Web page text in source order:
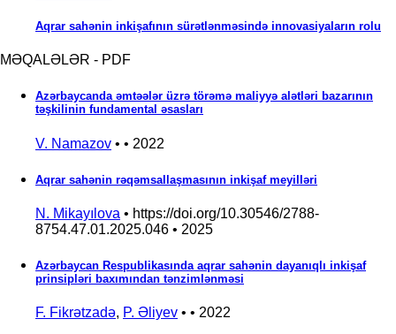
Aqrar sahənin inkişafının sürətlənməsində innovasiyaların rolu
MƏQALƏLƏR - PDF
Azərbaycanda əmtəələr üzrə törəmə maliyyə alətləri bazarının
təşkilinin fundamental əsasları
V. Namazov • • 2022
Aqrar sahənin rəqəmsallaşmasının inkişaf meyilləri
N. Mikayılova • https://doi.org/10.30546/2788-
8754.47.01.2025.046 • 2025
Azərbaycan Respublikasında aqrar sahənin dayanıqlı inkişaf
prinsipləri baxımından tənzimlənməsi
F. Fikrətzadə, P. Əliyev • • 2022